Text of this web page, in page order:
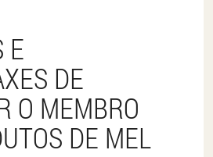
E
DE
O MEMBRO
DE MEL